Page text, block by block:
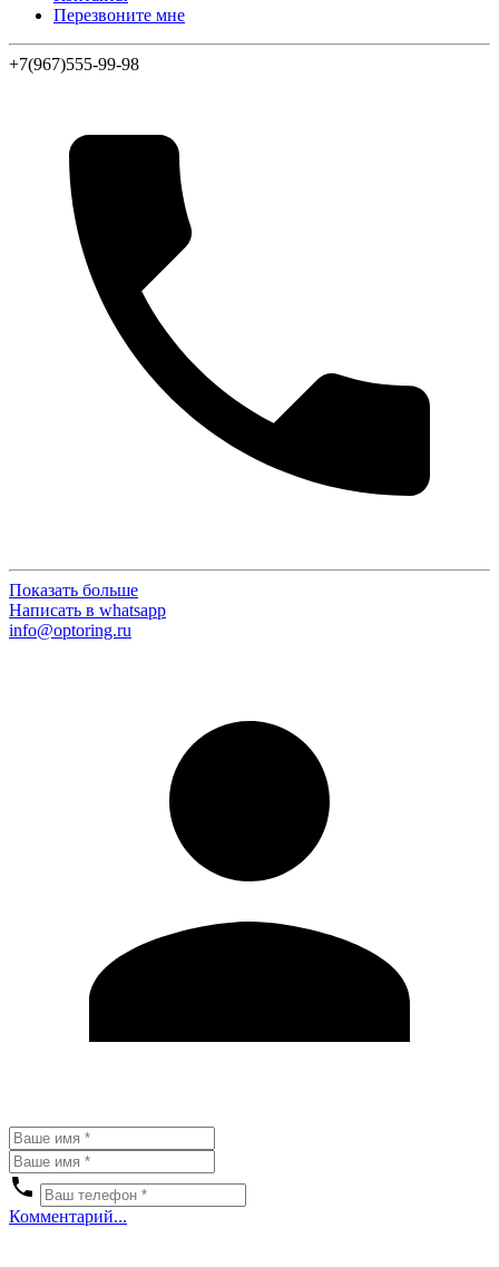
Перезвоните мне
+7(967)555-99-98
Показать больше
Написать в whatsapp
info@optoring.ru
Комментарий...